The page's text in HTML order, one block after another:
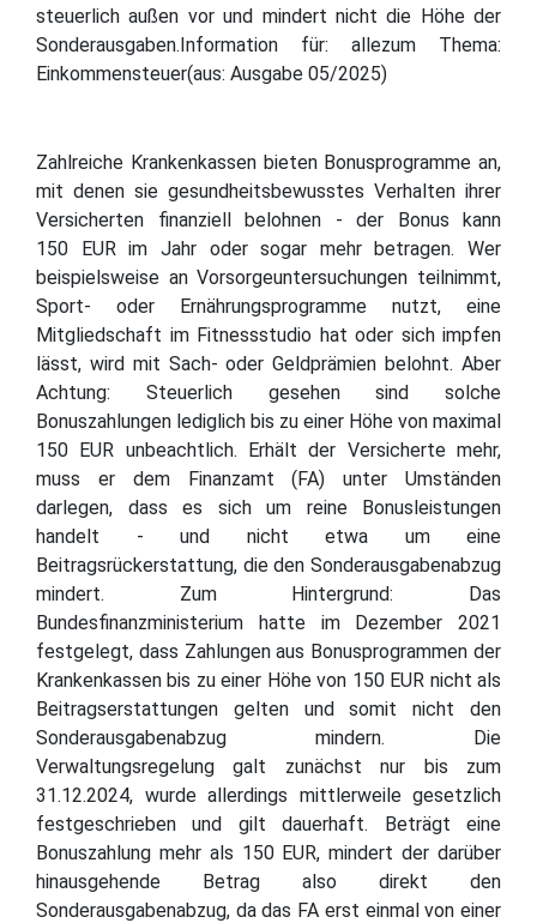
steuerlich außen vor und mindert nicht die Höhe der
Sonderausgaben.Information für: allezum Thema:
Einkommensteuer(aus: Ausgabe 05/2025)
Zahlreiche Krankenkassen bieten Bonusprogramme an,
mit denen sie gesundheitsbewusstes Verhalten ihrer
Versicherten finanziell belohnen - der Bonus kann
150 EUR im Jahr oder sogar mehr betragen. Wer
beispielsweise an Vorsorgeuntersuchungen teilnimmt,
Sport- oder Ernährungsprogramme nutzt, eine
Mitgliedschaft im Fitnessstudio hat oder sich impfen
lässt, wird mit Sach- oder Geldprämien belohnt. Aber
Achtung: Steuerlich gesehen sind solche
Bonuszahlungen lediglich bis zu einer Höhe von maximal
150 EUR unbeachtlich. Erhält der Versicherte mehr,
muss er dem Finanzamt (FA) unter Umständen
darlegen, dass es sich um reine Bonusleistungen
handelt - und nicht etwa um eine
Beitragsrückerstattung, die den Sonderausgabenabzug
mindert. Zum Hintergrund: Das
Bundesfinanzministerium hatte im Dezember 2021
festgelegt, dass Zahlungen aus Bonusprogrammen der
Krankenkassen bis zu einer Höhe von 150 EUR nicht als
Beitragserstattungen gelten und somit nicht den
Sonderausgabenabzug mindern. Die
Verwaltungsregelung galt zunächst nur bis zum
31.12.2024, wurde allerdings mittlerweile gesetzlich
festgeschrieben und gilt dauerhaft. Beträgt eine
Bonuszahlung mehr als 150 EUR, mindert der darüber
hinausgehende Betrag also direkt den
Sonderausgabenabzug, da das FA erst einmal von einer